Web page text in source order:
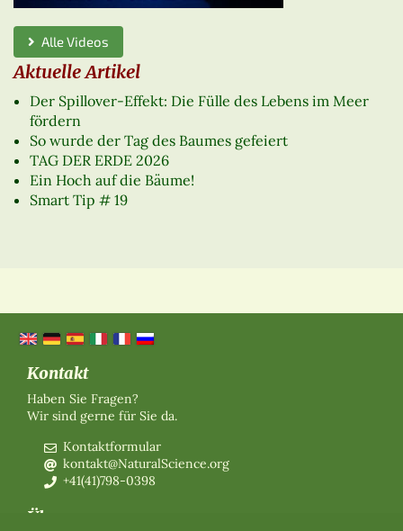
Alle Videos
Aktuelle Artikel
Der Spillover-Effekt: Die Fülle des Lebens im Meer
fördern
So wurde der Tag des Baumes gefeiert
TAG DER ERDE 2026
Ein Hoch auf die Bäume!
Smart Tip # 19
Kontakt
Haben Sie Fragen?
Wir sind gerne für Sie da.
Kontaktformular
kontakt@NaturalScience.org
+41(41)798-0398
Über uns